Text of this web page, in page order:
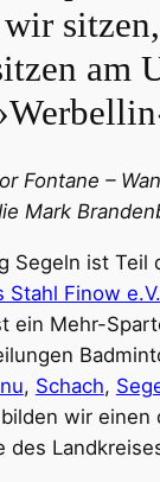
am
Fontane –
Mark
Segeln ist Teil
Stahl Finow e.V.
ein Mehr-
, Schach,
wir einen
des